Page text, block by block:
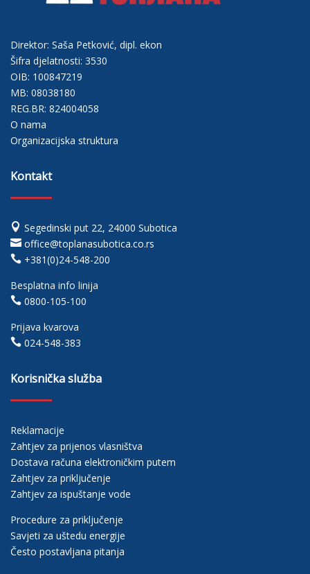
Direktor: Saša Petković, dipl. ekon
Šifra djelatnosti: 3530
OIB: 100847219
MB: 08038180
REG.BR: 824004058
O nama
Organizacijska struktura
Kontakt
 Segedinski put 22, 24000 Subotica
 office@toplanasubotica.co.rs
 +381(0)24-548-200
Besplatna info linija
 0800-105-100
Prijava kvarova
 024-548-383
Korisnička služba
Reklamacije
Zahtjev za prijenos vlasništva
Dostava računa elektroničkim putem
Zahtjev za priključenje
Zahtjev za ispuštanje vode
Procedure za priključenje
Savjeti za uštedu energije
Često postavljana pitanja